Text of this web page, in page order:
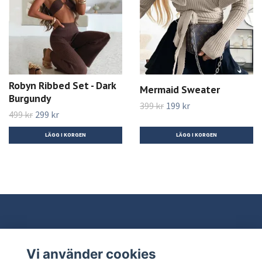
Robyn Ribbed Set - Dark
Burgundy
499 kr 299 kr
LÄGG I KORGEN
Mermaid Sweater
399 kr 199 kr
LÄGG I KORGEN
Behöver du hjälp?
Vi använder cookies